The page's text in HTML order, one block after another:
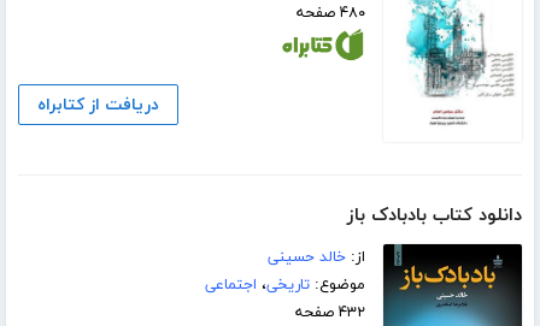
۴۸۰ صفحه
دریافت از کتابراه
دانلود کتاب بادبادک باز
از:خالد حسینی
موضوع:تاریخی، اجتماعی
۴۳۲ صفحه